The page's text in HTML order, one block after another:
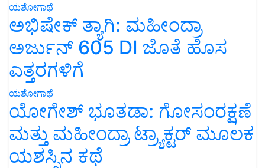
ಯಶೋಗಾಥೆ
ಅಭಿಷೇಕ್ ತ್ಯಾಗಿ: ಮಹೀಂದ್ರಾ
ಅರ್ಜುನ್ 605 DI ಜೊತೆ ಹೊಸ
ಎತ್ತರಗಳಿಗೆ
ಯಶೋಗಾಥೆ
ಯೋಗೇಶ್ ಭೂತಡಾ: ಗೋಸಂರಕ್ಷಣೆ
ಮತ್ತು ಮಹೀಂದ್ರಾ ಟ್ರ್ಯಾಕ್ಟರ್ ಮೂಲಕ
ಯಶಸ್ಸಿನ ಕಥೆ